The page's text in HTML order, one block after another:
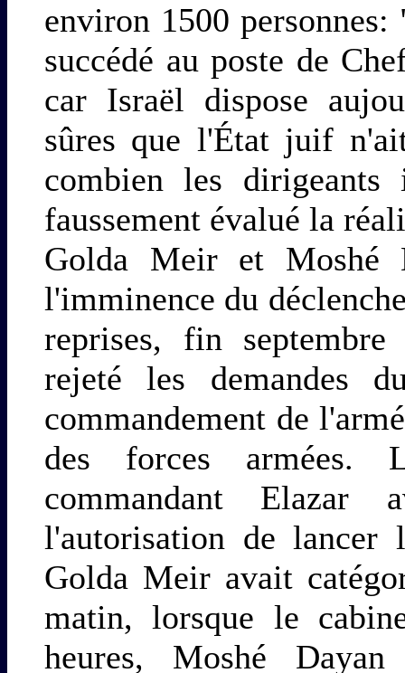
environ 1500
succédé au poste de
car Israël dispose
sûres que l'État juif
combien les dirigeants
faussement évalué la
Golda Meir et Moshé
l'imminence du
reprises, fin
rejeté les demandes
commandement de
des forces armées.
commandant Elazar
l'autorisation de lancer
Golda Meir avait
matin, lorsque le
heures, Moshé